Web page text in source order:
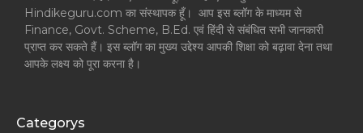
Hindikeguru.com का संस्थापक हूँ। आप इस ब्लॉग के माध्यम से
Finance, Govt. Scheme, B.Ed. एवं हिंदी से संबंधित सभी जानकारी
प्राप्त कर सकते हैं। इस ब्लॉग का मुख्य उद्देश्य आपकी शिक्षा को बढ़ावा देना तथा
आपके लक्ष्य को पूरा करना है।
Categorys